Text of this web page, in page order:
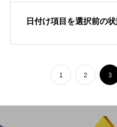
日付け項目を選択前の
1 2 3